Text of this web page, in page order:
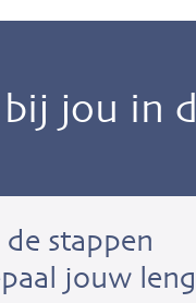
bij jou in
stappen
jouw